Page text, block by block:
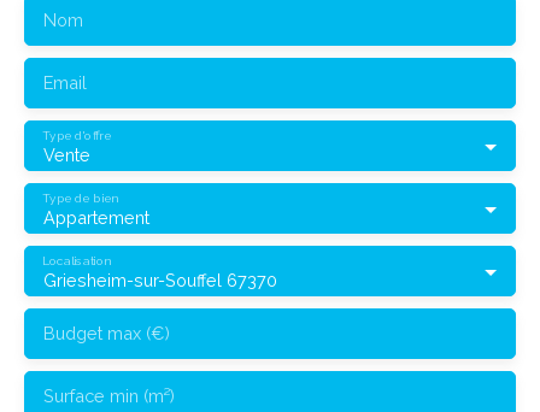
Nom
Email
Vente
Type d'offre
Appartement
Type de bien
Griesheim-sur-Souffel 67370
Localisation
Budget max (€)
Surface min (m²)